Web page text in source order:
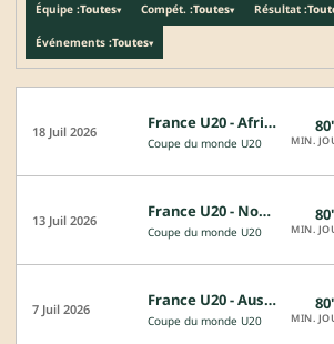
Équipe :Toutes▾ Compét. :Toutes▾ Résultat :
Événements :Toutes▾
18 Juil 2026 France U20 - Afrique du Sud U20
Coupe du monde U20
80'
MIN.
13 Juil 2026 France U20 - Nouvelle-Zelande U20
Coupe du monde U20
80'
MIN.
7 Juil 2026 France U20 - Australie U20
Coupe du monde U20
80'
MIN.